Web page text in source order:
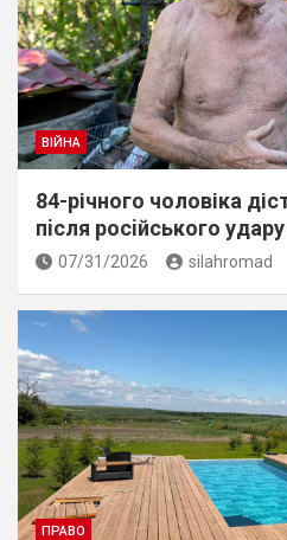
ВІЙНА
84-річного чоловіка
пiсля росiйського
07/31/2026 silahromad
ПРАВО